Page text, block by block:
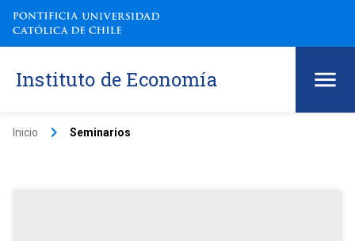
Instituto de Economía
Inicio keyboard_arrow_right Seminarios